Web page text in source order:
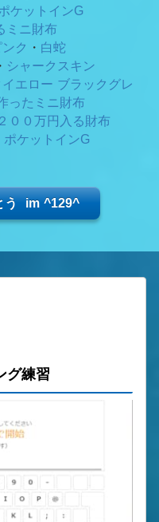
ケットインG
ミニ財布
ンク ・ 白蛇
・ シャークスキン
イエロー ブラックグレ
ったミニ財布
０万円入る財布
ケットインG
う im ^129^
グ練習